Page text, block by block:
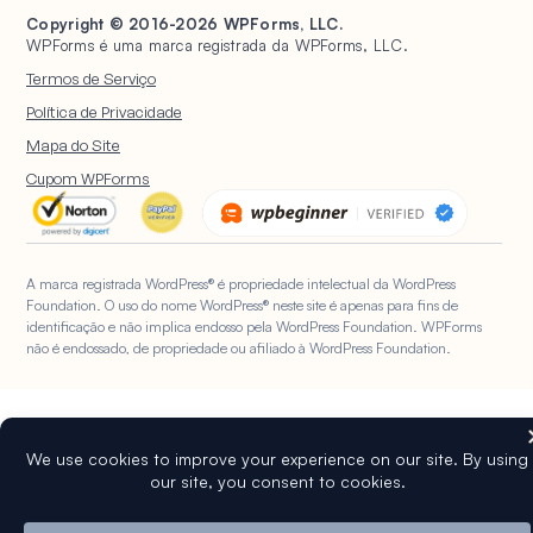
Gerenciamento de Entradas
Abandono de Formulário
Notificações de Formulário
Upload de Arquivos
Formulários de Cálculo
Formulários de
Geolocalização
Proteção contra Spam
HubSpot
Google Drive
PayPal
Quadrado
Documentação
WPVibe.ai
WPBeginner
WP Mail SMTP
Universally
Formulários WordPress para
Copyright © 2016-2026 WPForms, LLC.
WPForms é uma marca registrada da WPForms, LLC.
Termos de Serviço
Política de Privacidade
Mapa do Site
Cupom WPForms
A marca registrada WordPress® é propriedade intelectual da WordPress
Foundation. O uso do nome WordPress® neste site é apenas para fins de
identificação e não implica endosso pela WordPress Foundation. WPForms
não é endossado, de propriedade ou afiliado à WordPress Foundation.